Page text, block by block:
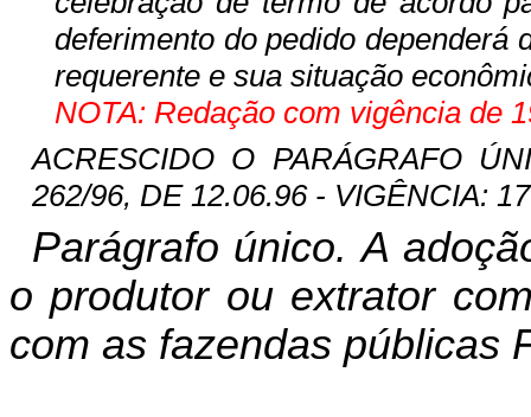
deferimento do pedido dependerá
requerente e sua situação
NOTA: Redação com vigência de
ACRESCIDO O PARÁGRAFO
262/96, DE 12.06.96 - VIGÊNCIA:
Parágrafo único. A
o produtor ou extrator
com as fazendas públicas